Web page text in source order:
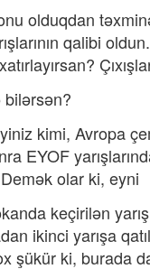
olduqdan
qalibi
kimi, Avropa
EYOF
olar ki, eyni
keçirilən
ikinci yarışa
şükür ki, burada